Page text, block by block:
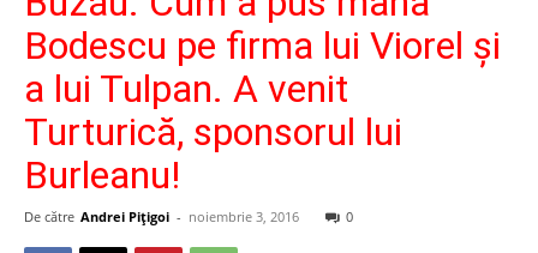
Bodescu pe firma lui Viorel și
a lui Tulpan. A venit
Turturică, sponsorul lui
Burleanu!
De către Andrei Pițigoi - noiembrie 3, 2016 0